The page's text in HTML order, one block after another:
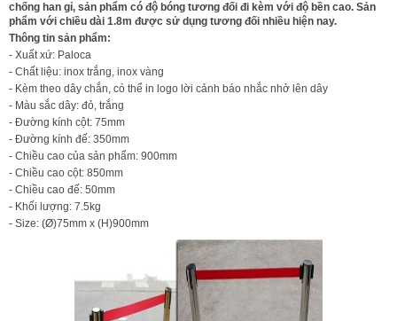
chống han gỉ, sản phẩm có độ bóng tương đối đi kèm với độ bền cao. Sản
phẩm với chiều dài 1.8m được sử dụng tương đối nhiều hiện nay.
Thông tin sản phẩm:
- Xuất xứ: Paloca
- Chất liệu: inox trắng, inox vàng
- Kèm theo dây chắn, có thể in logo lời cảnh báo nhắc nhở lên dây
- Màu sắc dây: đỏ, trắng
- Đường kính cột: 75mm
- Đường kính đế: 350mm
- Chiều cao của sản phẩm: 900mm
- Chiều cao cột: 850mm
- Chiều cao đế: 50mm
- Khối lượng: 7.5kg
- Size: (Ø)75mm x (H)900mm